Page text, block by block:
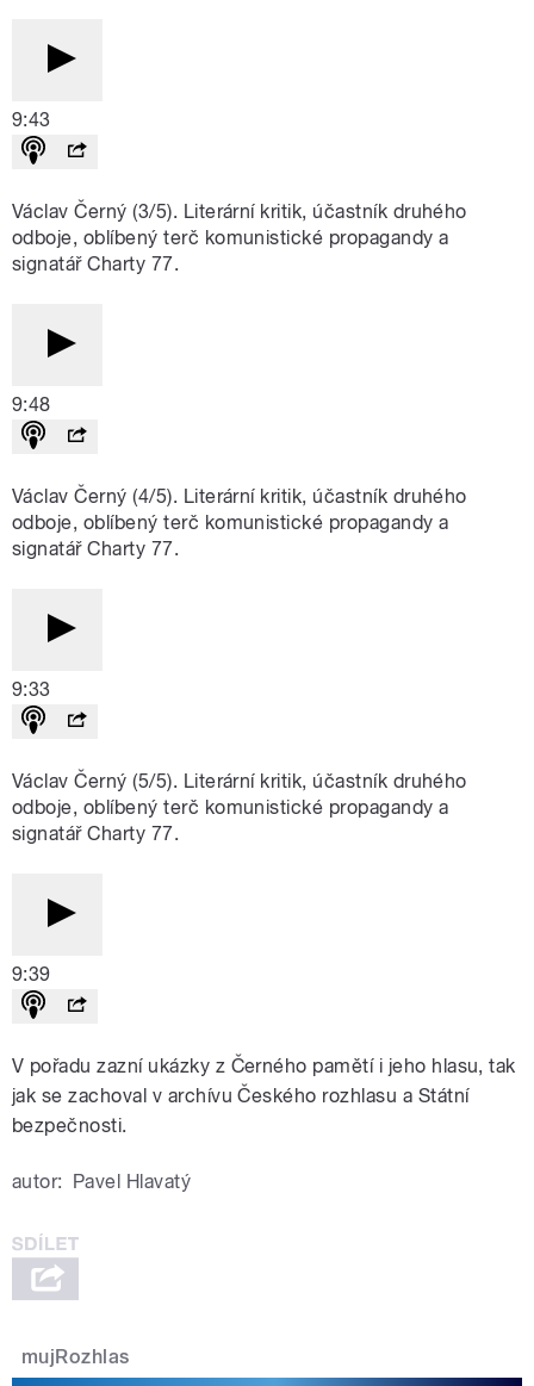
9:43
Václav Černý (3/5). Literární kritik, účastník druhého
odboje, oblíbený terč komunistické propagandy a
signatář Charty 77.
9:48
Václav Černý (4/5). Literární kritik, účastník druhého
odboje, oblíbený terč komunistické propagandy a
signatář Charty 77.
9:33
Václav Černý (5/5). Literární kritik, účastník druhého
odboje, oblíbený terč komunistické propagandy a
signatář Charty 77.
9:39
V pořadu zazní ukázky z Černého pamětí i jeho hlasu, tak
jak se zachoval v archívu Českého rozhlasu a Státní
bezpečnosti.
autor: Pavel Hlavatý
mujRozhlas